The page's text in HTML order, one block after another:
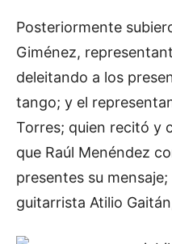
Posteriormente
Giménez,
deleitando a los
tango; y el
Torres; quien recitó y
que Raúl Menéndez
presentes su
guitarrista Atilio